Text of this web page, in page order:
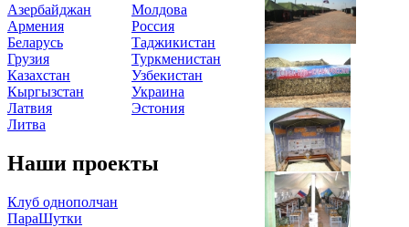
Азербайджан
Армения
Беларусь
Грузия
Казахстан
Кыргызстан
Латвия
Литва
Молдова
Россия
Таджикистан
Туркменистан
Узбекистан
Украина
Эстония
Наши проекты
Клуб однополчан
ПараШутки